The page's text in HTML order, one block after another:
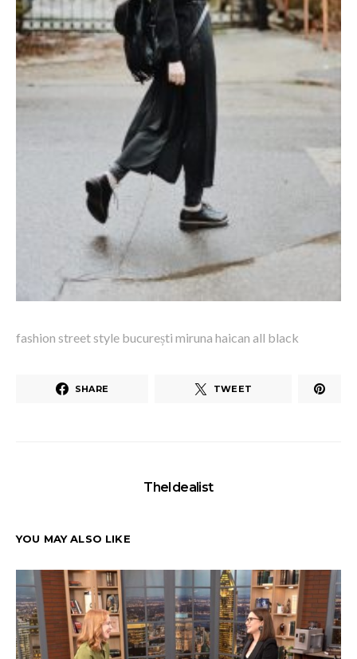
fashion street style bucurești miruna haican all black
SHARE TWEET
TheIdealist
YOU MAY ALSO LIKE